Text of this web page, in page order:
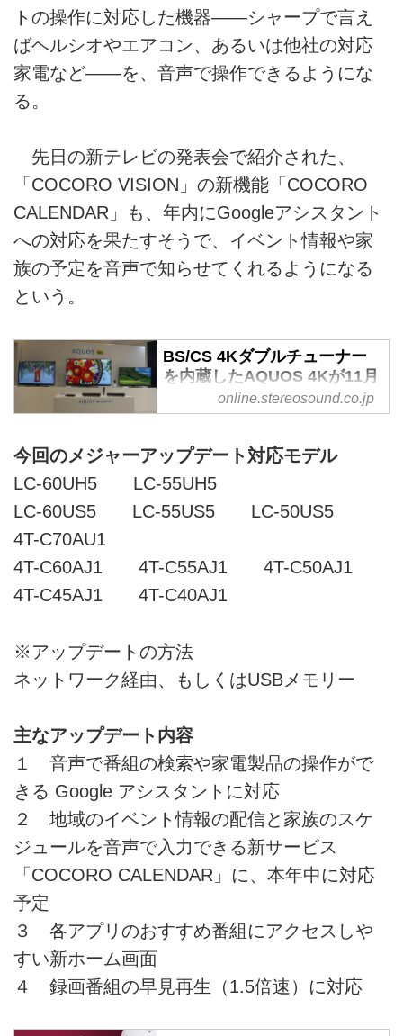
トの操作に対応した機器――シャープで言え
ばヘルシオやエアコン、あるいは他社の対応
家電など――を、音声で操作できるようにな
る。
先日の新テレビの発表会で紹介された、
「COCORO VISION」の新機能「COCORO
CALENDAR」も、年内にGoogleアシスタント
への対応を果たすそうで、イベント情報や家
族の予定を音声で知らせてくれるようになる
という。
BS/CS 4Kダブルチューナー
を内蔵したAQUOS 4Kが11月
17日に発売。60インチの
「4T-C60AN1」は、なんと実
Sound ONLINE
シャープは27日午後、この秋の
4Kラインナップを発表した。
C45AL1」、AQUOS 4Kレコーダ
ー「4B-C40AT3」「4B-
インナップだ。それぞれの実勢価
格と発売時期は以下の通り。
AQUOS 4Kテレビ
後、税別、11月17日発売）
4T-C50AN1（実勢価格20万円前
後、税別、11月17日発売）...
online.stereosound.co.jp
今回のメジャーアップデート対応モデル
LC-60UH5 LC-55UH5
LC-60US5 LC-55US5 LC-50US5
4T-C70AU1
4T-C60AJ1 4T-C55AJ1 4T-C50AJ1
4T-C45AJ1 4T-C40AJ1
※アップデートの方法
ネットワーク経由、もしくはUSBメモリー
主なアップデート内容
１ 音声で番組の検索や家電製品の操作がで
きる Google アシスタントに対応
２ 地域のイベント情報の配信と家族のスケ
ジュールを音声で入力できる新サービス
「COCORO CALENDAR」に、本年中に対応
予定
３ 各アプリのおすすめ番組にアクセスしや
すい新ホーム画面
４ 録画番組の早見再生（1.5倍速）に対応